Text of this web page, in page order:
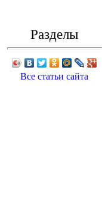
Разделы
Все статьи сайта